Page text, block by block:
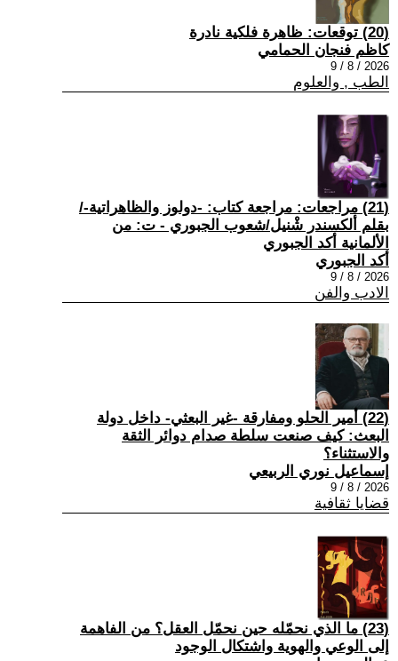
(20) توقعات: ظاهرة فلكية نادرة
كاظم فنجان الحمامي
2026 / 8 / 9
الطب , والعلوم
(21) مراجعات: مراجعة كتاب: -دولوز والظاهراتية-/
بقلم ألكسندر شْنيل/شعوب الجبوري - ت: من
الألمانية أكد الجبوري
أكد الجبوري
2026 / 8 / 9
الادب والفن
(22) أمير الحلو ومفارقة -غير البعثي- داخل دولة
البعث: كيف صنعت سلطة صدام دوائر الثقة
والاستثناء؟
إسماعيل نوري الربيعي
2026 / 8 / 9
قضايا ثقافية
(23) ما الذي نحمّله حين نحمّل العقل؟ من الفاهمة
إلى الوعي والهوية واشتكال الوجود